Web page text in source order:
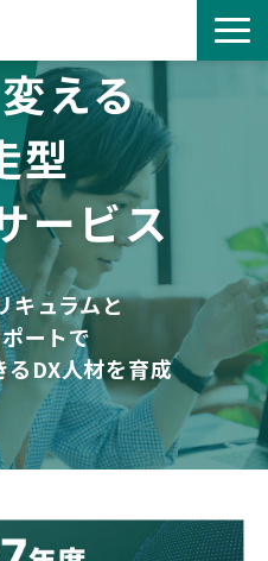
ご質問
らせ
一覧
一覧
る理由
ー募集
える
型
ービス
キュラムと
ートで
るDX人材を育成